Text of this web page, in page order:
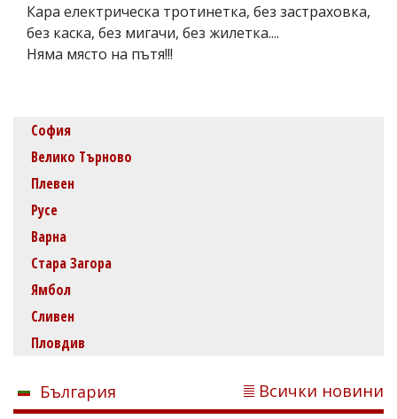
Кара електрическа тротинетка, без застраховка,
без каска, без мигачи, без жилетка....
Няма място на пътя!!!
София
Велико Търново
Плевен
Русе
Варна
Стара Загора
Ямбол
Сливен
Пловдив
България Всички новини